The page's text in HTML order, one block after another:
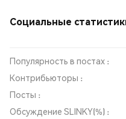
Социальные
Популярность в постах :
Контрибьюторы :
Посты :
Обсуждение SLINKY(%) :